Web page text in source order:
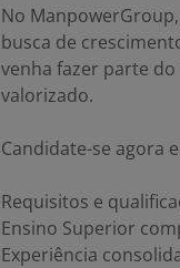
No
busca de
venha fazer parte
valorizado.
Candidate-se agora
Requisitos e
Ensino Superior
Experiência